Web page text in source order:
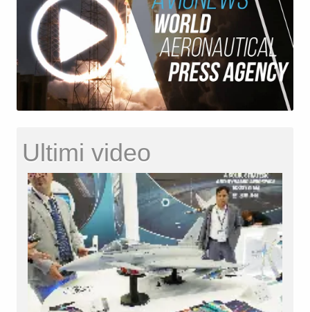
Ultimi video